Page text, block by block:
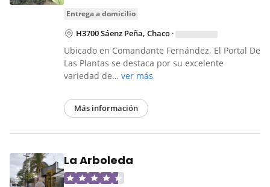
entrega a domicilio
H3700 Sáenz Peña, Chaco ·
Ubicado en Comandante Fernández, El Portal De
Las Plantas se destaca por su excelente
variedad de… ver más
Más información
La Arboleda